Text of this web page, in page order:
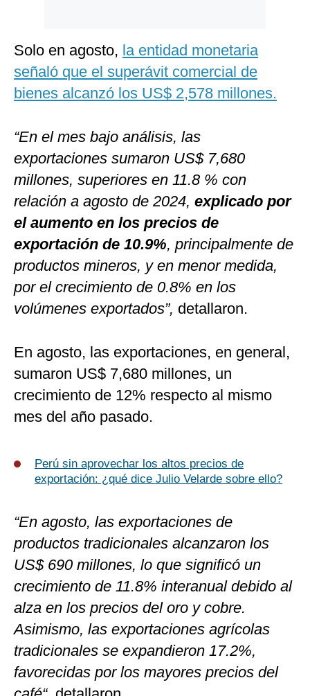
Solo en agosto, la entidad monetaria
señaló que el superávit comercial de
bienes alcanzó los US$ 2,578 millones.
“En el mes bajo análisis, las
exportaciones sumaron US$ 7,680
millones, superiores en 11.8 % con
relación a agosto de 2024, explicado por
el aumento en los precios de
exportación de 10.9%, principalmente de
productos mineros, y en menor medida,
por el crecimiento de 0.8% en los
volúmenes exportados”, detallaron.
En agosto, las exportaciones, en general,
sumaron US$ 7,680 millones, un
crecimiento de 12% respecto al mismo
mes del año pasado.
Perú sin aprovechar los altos precios de
exportación: ¿qué dice Julio Velarde sobre ello?
“En agosto, las exportaciones de
productos tradicionales alcanzaron los
US$ 690 millones, lo que significó un
crecimiento de 11.8% interanual debido al
alza en los precios del oro y cobre.
Asimismo, las exportaciones agrícolas
tradicionales se expandieron 17.2%,
favorecidas por los mayores precios del